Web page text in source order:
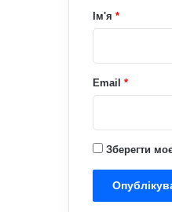
р
*
Ім'я *
Email *
Зберегти